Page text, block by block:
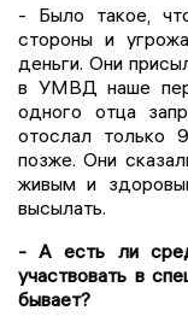
- Было такое,
стороны и
деньги. Они
в УМВД наше
одного отца
отослал только
позже. Они
живым и
высылать.
- А есть ли
участвовать в
бывает?